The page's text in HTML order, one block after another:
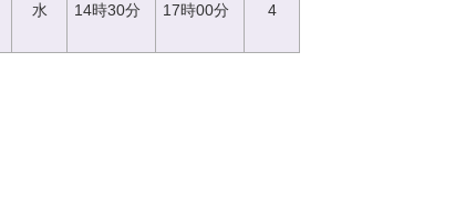
水 14時30分 17時00分 4